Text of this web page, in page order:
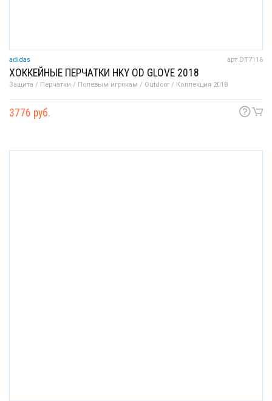
adidas арт DT7116
ХОККЕЙНЫЕ ПЕРЧАТКИ HKY OD GLOVE 2018
Защита / Перчатки / Полевым игрокам / Outdoor / Коллекция 2018
3776 руб.